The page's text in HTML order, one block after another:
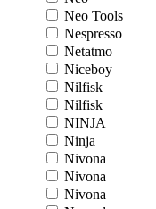
Neo Tools
Nespresso
Netatmo
Niceboy
Nilfisk
Nilfisk
NINJA
Ninja
Nivona
Nivona
Nivona